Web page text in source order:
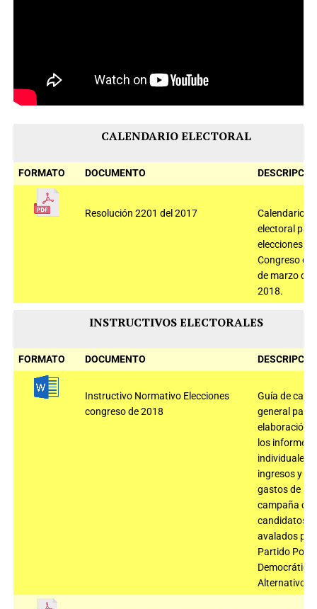
CALENDARIO ELECTORAL
FORMATO DOCUMENTO
Resolución 2201 del 2017
Calendario
electoral
elecciones a
Congreso del
de marzo de
2018.
INSTRUCTIVOS ELECTORALES
FORMATO DOCUMENTO
Instructivo Normativo Elecciones
congreso de 2018
Guía de
general para
elaboración
los informes
individuales
ingresos y
gastos de
campaña de
candidatos
avalados por
Partido Polo
Democrático
Alternativo